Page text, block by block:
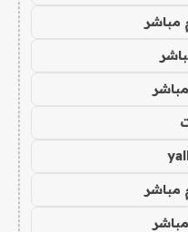
مباشر
مباشر